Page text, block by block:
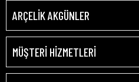
ARÇELİK AKGÜNLER
MÜŞTERİ HİZMETLERİ